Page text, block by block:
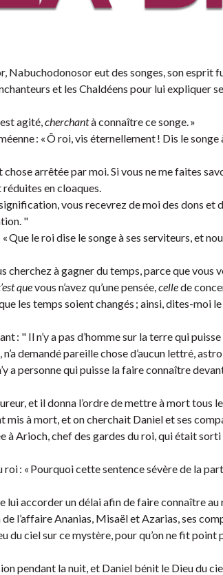
Nabuchodonosor eut des songes, son esprit
et les Chaldéens pour lui expliquer
agité, cherchantà connaître ce songe. »
: « Ô roi, vis éternellement ! Dis le
chose arrêtée par moi. Si vous ne me faites
en cloaques.
vous recevrez de moi des dons et
"
Que le roi dise le songe à ses serviteurs, et
cherchez à gagner du temps, parce que vous
quevous n’avez qu’une pensée, cellede
les temps soient changés ; ainsi, dites-moi
: " Il n’y a pas d’homme sur la terre qui
, n’a demandé pareille chose d’aucun lettré,
a personne qui puisse la faire connaître
et il donna l’ordre de mettre à mort tous
mis à mort, et on cherchait Daniel et ses
à Arioch, chef des gardes du roi, qui était
: « Pourquoi cette sentence sévère de la
lui accorder un délai afin de faire connaître au
l’affaire Ananias, Misaël et Azarias, ses
du ciel sur ce mystère, pour qu’on ne fit point
pendant la nuit, et Daniel bénit le Dieu du